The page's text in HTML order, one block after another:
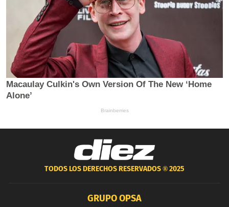
TODOS LOS DERECHOS RESERVADOS ®2025
GRUPO OPSA